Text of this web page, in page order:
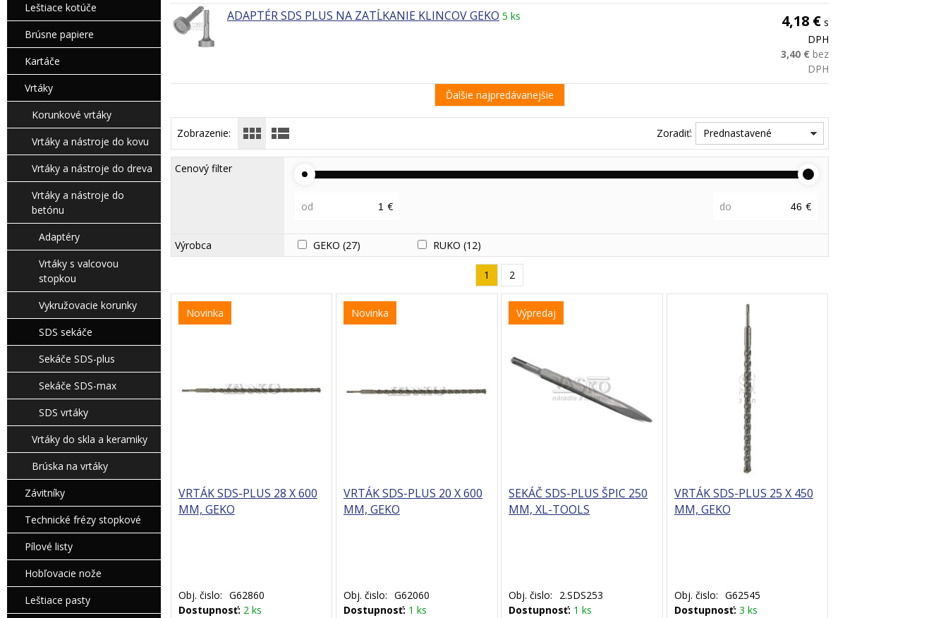
ADAPTÉR SDS PLUS NA ZATĹKANIE KLINCOV GEKO 5 ks 4,18 € s
DPH
3,40 € bez
DPH
Ďalšie najpredávanejšie
Zobrazenie: Zoradiť: Prednastavené
Cenový filter
od € do €
Výrobca GEKO (27) RUKO(12)
1 2
Novinka
VRTÁK SDS-PLUS 28 X 600
MM, GEKO
Obj. čislo: G62860
Dostupnosť: 2 ks
Novinka
VRTÁK SDS-PLUS 20 X 600
MM, GEKO
Obj. čislo: G62060
Dostupnosť: 1 ks
Výpredaj
SEKÁČ SDS-PLUS ŠPIC 250
MM, XL-TOOLS
Obj. čislo:
2.SDS253
Dostupnosť: 1 ks
VRTÁK SDS-PLUS 25 X 450
MM, GEKO
Obj. čislo: G62545
Dostupnosť: 3 ks
Leštiace kotúče
Brúsne papiere
Kartáče
Vrtáky
Korunkové vrtáky
Vrtáky a nástroje do kovu
Vrtáky a nástroje do dreva
Vrtáky a nástroje do
betónu
Adaptéry
Vrtáky s valcovou
stopkou
Vykružovacie korunky
SDS sekáče
Sekáče SDS-plus
Sekáče SDS-max
SDS vrtáky
Vrtáky do skla a keramiky
Brúska na vrtáky
Závitníky
Technické frézy stopkové
Pílové listy
Hobľovacie nože
Leštiace pasty